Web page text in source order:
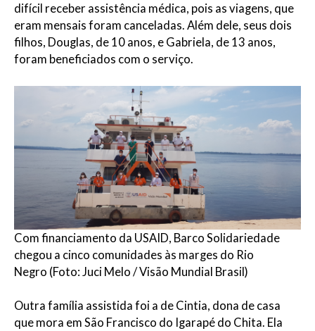
difícil receber assistência médica, pois as viagens, que
eram mensais foram canceladas. Além dele, seus dois
filhos, Douglas, de 10 anos, e Gabriela, de 13 anos,
foram beneficiados com o serviço.
Com financiamento da USAID, Barco Solidariedade
chegou a cinco comunidades às marges do Rio
Negro (Foto: Juci Melo / Visão Mundial Brasil)
Outra família assistida foi a de Cintia, dona de casa
que mora em São Francisco do Igarapé do Chita. Ela